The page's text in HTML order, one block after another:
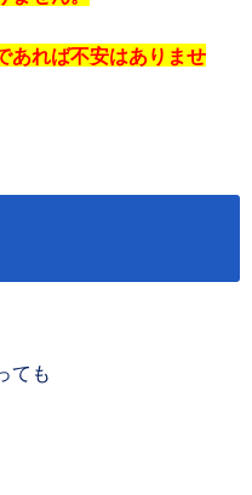
あれば不安はありませ
ても